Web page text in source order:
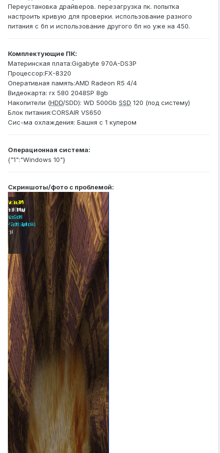
Переустановка драйверов. перезагрузка пк. попытка
настроить кривую для проверки. использование разного
питания с бп и использование другого бп но уже на 450.
Комплектующие ПК:
Материнская плата:Gigabyte 970A-DS3P
Процессор:FX-8320
Оперативная память:AMD Radeon R5 4/4
Видеокарта: rx 580 2048SP 8gb
Накопители (HDD/SDD): WD 500Gb SSD 120 (под систему)
Блок питания:CORSAIR VS650
Сис-ма охлаждения: Башня с 1 кулером
Операционная система:
{"1":"Windows 10"}
Скриншоты/фото с проблемой: